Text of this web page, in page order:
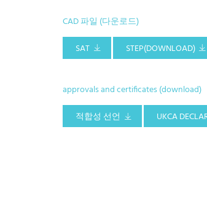
CAD 파일 (다운로드)
SAT
STEP(DOWNLOAD)
approvals and certificates (download)
적합성 선언
UKCA